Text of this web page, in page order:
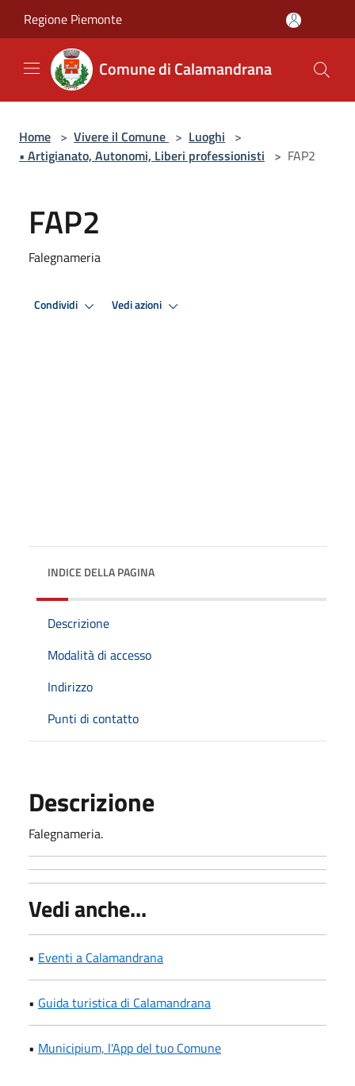
Regione Piemonte
Comune di Calamandrana
Home > Vivere il Comune > Luoghi >
• Artigianato, Autonomi, Liberi professionisti > FAP2
FAP2
Falegnameria
Condividi Vedi azioni
INDICE DELLA PAGINA
Descrizione
Modalità di accesso
Indirizzo
Punti di contatto
Descrizione
Falegnameria.
Vedi anche...
• Eventi a Calamandrana
• Guida turistica di Calamandrana
• Municipium, l'App del tuo Comune